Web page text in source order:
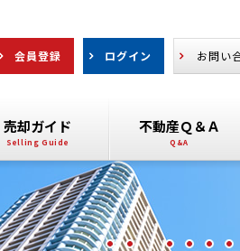
会員登録 ログイン お問い
売却ガイド 不動産Ｑ＆Ａ